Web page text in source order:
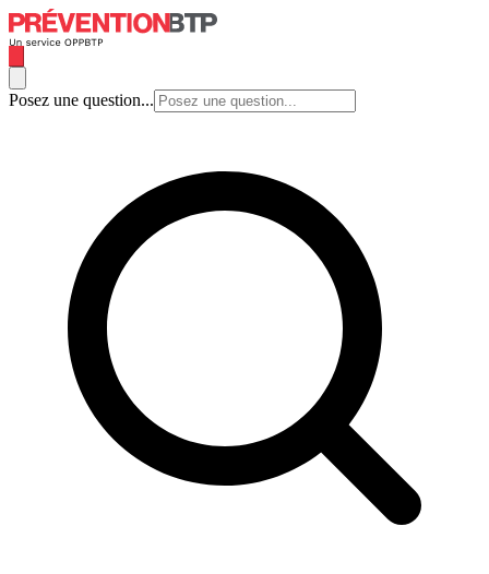
Posez une question...